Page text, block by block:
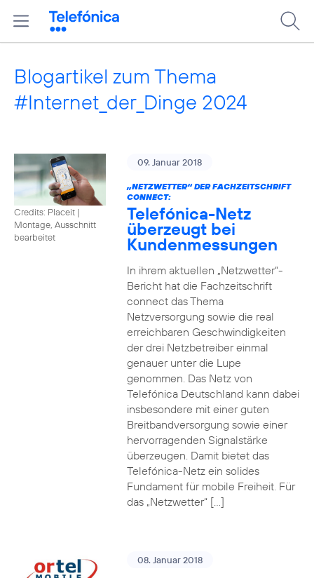
Blogartikel zum Thema
#Internet_der_Dinge 2024
Credits: Placeit |
Montage, Ausschnitt
bearbeitet
09. Januar 2018
„NETZWETTER“ DER FACHZEITSCHRIFT
CONNECT:
Telefónica-Netz
überzeugt bei
Kundenmessungen
In ihrem aktuellen „Netzwetter“-
Bericht hat die Fachzeitschrift
connect das Thema
Netzversorgung sowie die real
erreichbaren Geschwindigkeiten
der drei Netzbetreiber einmal
genauer unter die Lupe
genommen. Das Netz von
Telefónica Deutschland kann dabei
insbesondere mit einer guten
Breitbandversorgung sowie einer
hervorragenden Signalstärke
überzeugen. Damit bietet das
Telefónica-Netz ein solides
Fundament für mobile Freiheit. Für
das „Netzwetter“ […]
08. Januar 2018